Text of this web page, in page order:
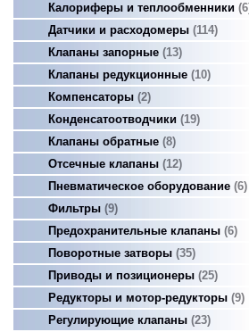
Калориферы и теплообменники 6
Датчики и расходомеры 114
Клапаны запорные 13
Клапаны редукционные 10
Компенсаторы 2
Конденсатоотводчики
19
Клапаны обратные 8
Отсечные клапаны 12
Пневматическое оборудование 6
Фильтры 9
Предохранительные клапаны 6
Поворотные затворы 35
Приводы и позиционеры 25
Редукторы и мотор-редукторы 9
Регулирующие клапаны 23